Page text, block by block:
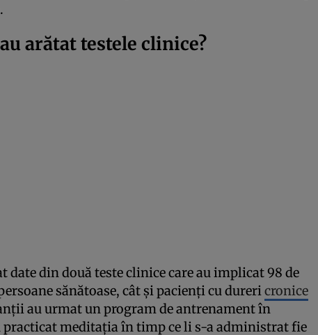
arătat testele clinice?
date din două teste clinice care au implicat 98 de
sănătoase, cât și pacienți cu durericronice
au urmat un program de antrenament în
practicat meditația în timp ce li s-a administrat fie